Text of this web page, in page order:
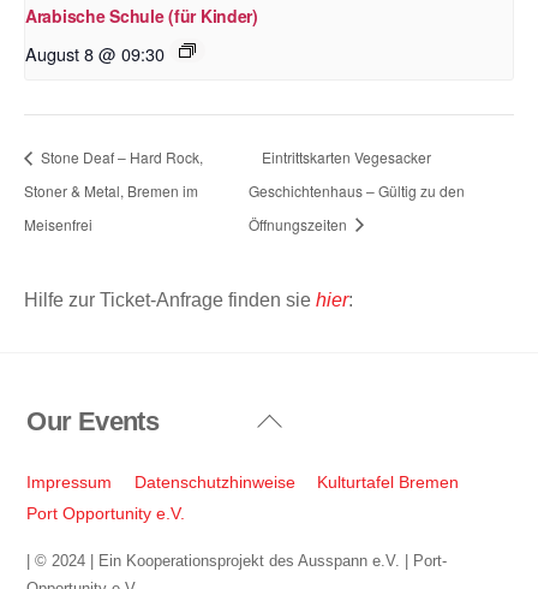
Arabische Schule (für Kinder)
August 8 @ 09:30
Stone Deaf – Hard Rock,
Stoner & Metal, Bremen im
Meisenfrei
Eintrittskarten Vegesacker
Geschichtenhaus – Gültig zu den
Öffnungszeiten
Hilfe zur Ticket-Anfrage finden sie hier:
Back
Top
Our Events
Impressum Datenschutzhinweise
Kulturtafel Bremen
Port Opportunity e.V.
| © 2024 | Ein Kooperationsprojekt des Ausspann e.V. | Port-